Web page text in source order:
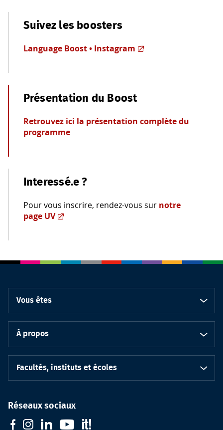
Suivez les boosters
Language Boost • Instagram
Présentation du Boost
Retrouvez ici la présentation complète du
programme
Interessé.e ?
Pour vous inscrire, rendez-vous sur notre
page UV
Vous êtes
À propos
Facultés, instituts et écoles
Réseaux sociaux